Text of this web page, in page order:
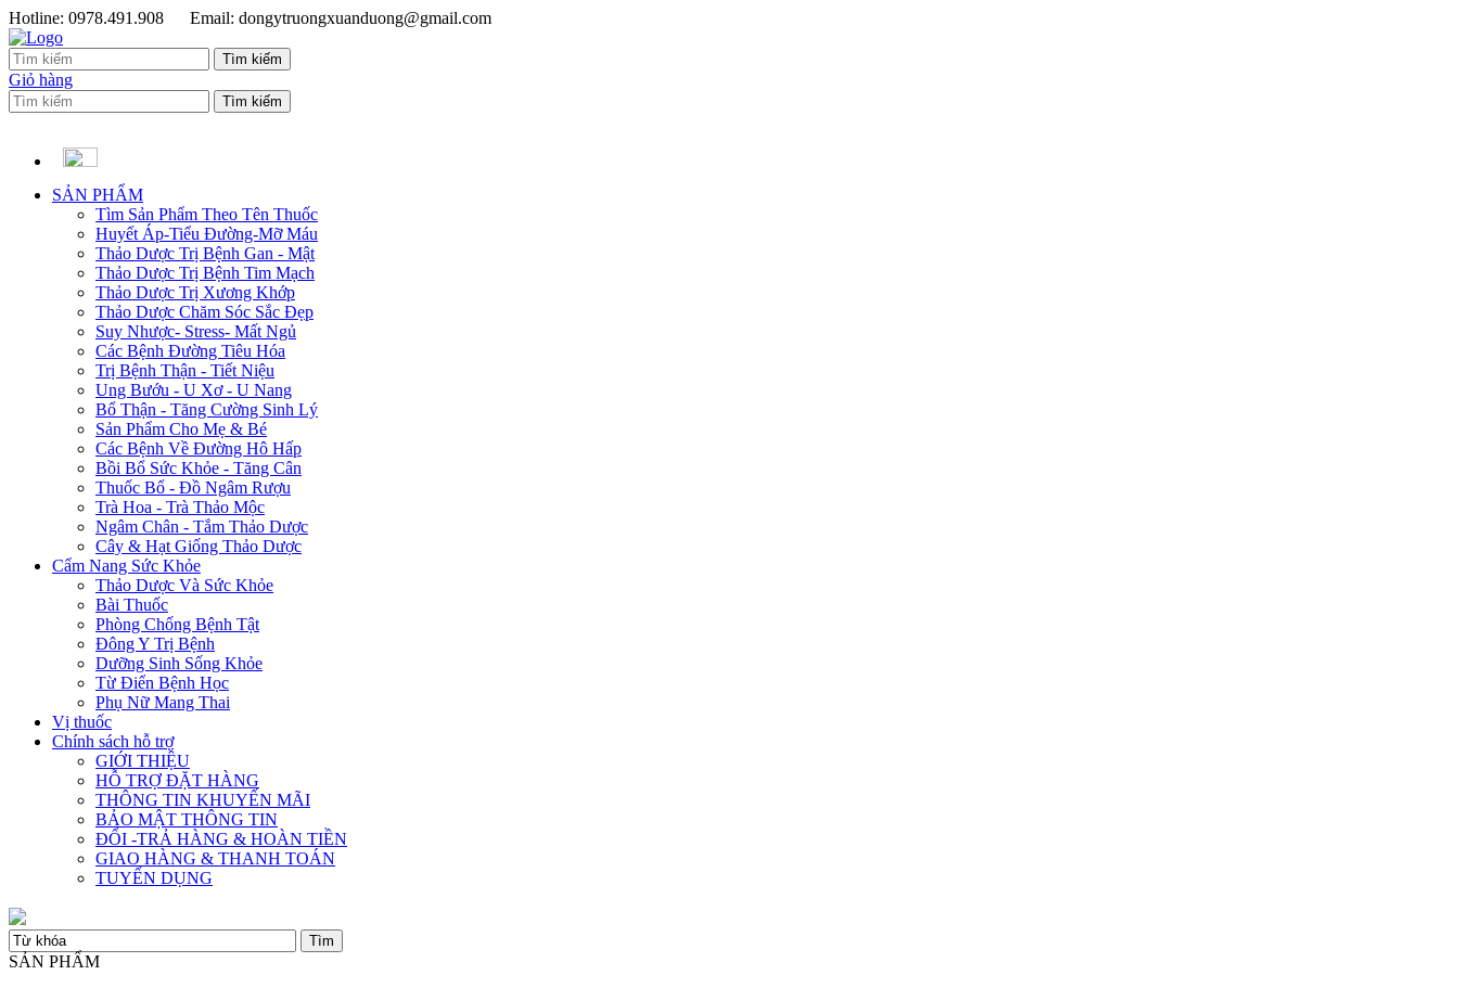
Hotline: 0978.491.908 Email: dongytruongxuanduong@gmail.com
Giỏ hàng
SẢN PHẨM
Tìm Sản Phẩm Theo Tên Thuốc
Huyết Áp-Tiểu Đường-Mỡ Máu
Thảo Dược Trị Bệnh Gan - Mật
Thảo Dược Trị Bệnh Tim Mạch
Thảo Dược Trị Xương Khớp
Thảo Dược Chăm Sóc Sắc Đẹp
Suy Nhược- Stress- Mất Ngủ
Các Bệnh Đường Tiêu Hóa
Trị Bệnh Thận - Tiết Niệu
Ung Bướu - U Xơ - U Nang
Bổ Thận - Tăng Cường Sinh Lý
Sản Phẩm Cho Mẹ & Bé
Các Bệnh Về Đường Hô Hấp
Bồi Bổ Sức Khỏe - Tăng Cân
Thuốc Bổ - Đồ Ngâm Rượu
Trà Hoa - Trà Thảo Mộc
Ngâm Chân - Tắm Thảo Dược
Cây & Hạt Giống Thảo Dược
Cẩm Nang Sức Khỏe
Thảo Dược Và Sức Khỏe
Bài Thuốc
Phòng Chống Bệnh Tật
Đông Y Trị Bệnh
Dưỡng Sinh Sống Khỏe
Từ Điển Bệnh Học
Phụ Nữ Mang Thai
Vị thuốc
Chính sách hỗ trợ
GIỚI THIỆU
HỖ TRỢ ĐẶT HÀNG
THÔNG TIN KHUYẾN MÃI
BẢO MẬT THÔNG TIN
ĐỔI -TRẢ HÀNG & HOÀN TIỀN
GIAO HÀNG & THANH TOÁN
TUYỂN DỤNG
SẢN PHẨM